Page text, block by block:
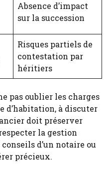
Absence d’impact
sur la succession
Risques partiels de
contestation par
héritiers
pas oublier les charges
d’habitation, à discuter
doit préserver
la gestion
d’un notaire ou
précieux.